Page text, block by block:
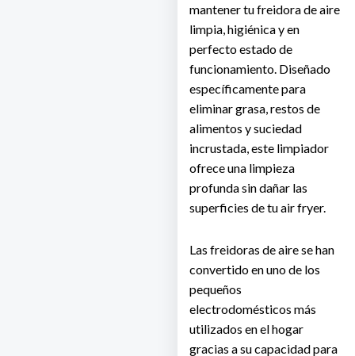
mantener tu freidora de aire
limpia, higiénica y en
perfecto estado de
funcionamiento. Diseñado
específicamente para
eliminar grasa, restos de
alimentos y suciedad
incrustada, este limpiador
ofrece una limpieza
profunda sin dañar las
superficies de tu air fryer.
Las freidoras de aire se han
convertido en uno de los
pequeños
electrodomésticos más
utilizados en el hogar
gracias a su capacidad para